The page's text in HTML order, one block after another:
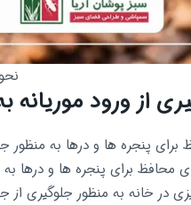
از ورود موریانه
پنجره ها و درها به منظور
محافظ برای پنجره ها و درها
در خانه به منظور جلوگیری